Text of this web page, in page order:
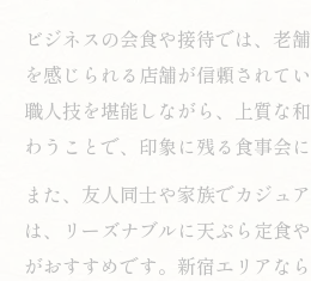
ビジネスの会食や接待では、老
を感じられる店舗が信頼されて
職人技を堪能しながら、上質な
わうことで、印象に残る食事会
また、友人同士や家族でカジュ
は、リーズナブルに天ぷら定食
がおすすめです。新宿エリアな